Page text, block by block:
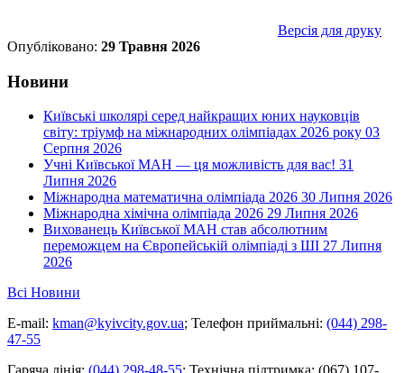
Версія для друку
Опубліковано: 29 Травня 2026
Новини
Київські школярі серед найкращих юних науковців
світу: тріумф на міжнародних олімпіадах 2026 року 03
Серпня 2026
Учні Київської МАН — ця можливість для вас! 31
Липня 2026
Міжнародна математична олімпіада 2026 30 Липня 2026
Міжнародна хімічна олімпіада 2026 29 Липня 2026
Вихованець Київської МАН став абсолютним
переможцем на Європейській олімпіаді з ШІ 27 Липня
2026
Всі Новини
E-mail: kman@kyivcity.gov.ua; Телефон приймальні: (044) 298-
47-55